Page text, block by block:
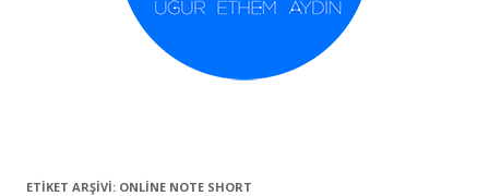
ETIKET ARŞIVI: ONLINE NOTE SHORT